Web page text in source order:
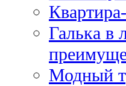
Галька в
Модный